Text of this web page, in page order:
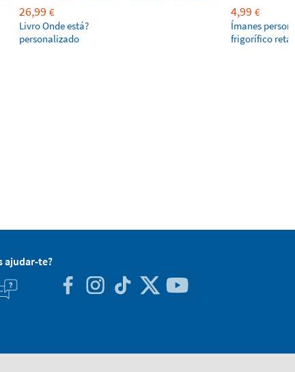
26,99 €
Livro Onde está?
personalizado
4,99 €
Ímanes
frigorífico
ajudar-te?